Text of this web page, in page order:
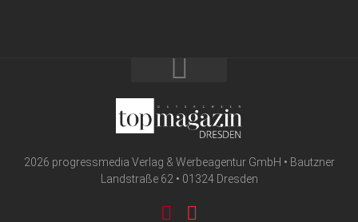
2026 progressmedia Verlag & Werbeagentur GmbH • Bautzner
Landstraße 62 • 01324 Dresden